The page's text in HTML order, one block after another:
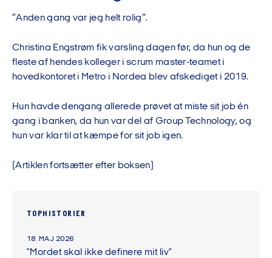
”Anden gang var jeg helt rolig”.
Christina Engstrøm fik varsling dagen før, da hun og de
fleste af hendes kolleger i scrum master-teamet i
hovedkontoret i Metro i Nordea blev afskediget i 2019.
Hun havde dengang allerede prøvet at miste sit job én
gang i banken, da hun var del af Group Technology, og
hun var klar til at kæmpe for sit job igen.
(Artiklen fortsætter efter boksen)
TOPHISTORIER
18. MAJ 2026
"Mordet skal ikke definere mit liv"